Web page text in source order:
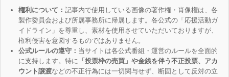
権利について： 記事内で使用している画像の著作権・肖像権は、各
製作委員会および所属事務所に帰属します。各公式の「応援活動ガ
イドライン」を尊重し、素材を使用させていただいておりますが、
権利侵害を意図するものではありません。
公式ルールの遵守： 当サイトは各公式番組・運営のルールを全面的
に支持します。特に 「投票枠の売買」や金銭を伴う不正投票、アカ
ウント譲渡などの不正行為には一切関与せず、断固として反対の立